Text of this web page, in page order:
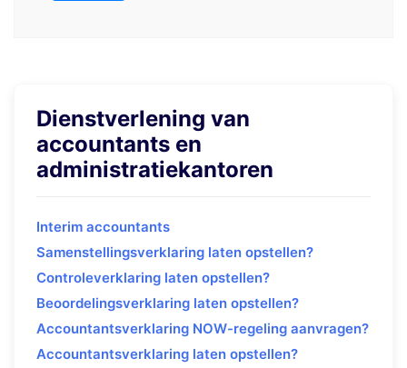
Dienstverlening van
accountants en
administratiekantoren
Interim accountants
Samenstellingsverklaring laten opstellen?
Controleverklaring laten opstellen?
Beoordelingsverklaring laten opstellen?
Accountantsverklaring NOW-regeling aanvragen?
Accountantsverklaring laten opstellen?